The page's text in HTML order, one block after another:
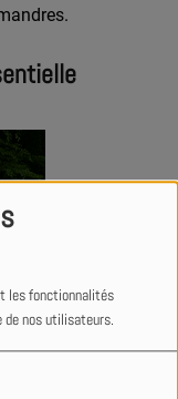
les fonctionnalités
de nos utilisateurs.